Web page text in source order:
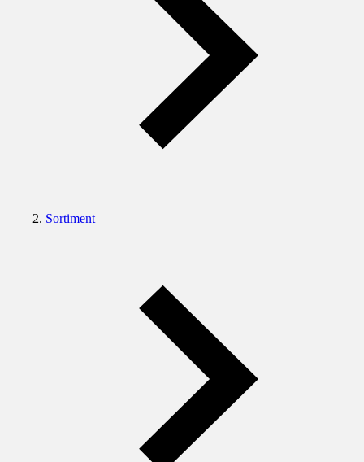
Sortiment